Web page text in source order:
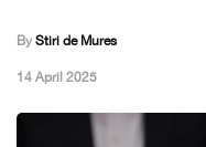
By Stiri de Mures
,14 April 2025